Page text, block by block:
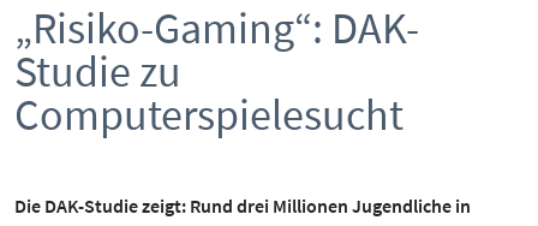
„Risiko-Gaming“: DAK-
Studie zu
Computerspielesucht
Die DAK-Studie zeigt: Rund drei Millionen Jugendliche in
INITIATIVE
PARTNER
KOOPERATIONEN
BEIRAT
MEDIENKURSE
ONLINE-GAME
PRESSE
MEDIATHEK
Soziale Netzwerke
Filme & Serien
Surfen